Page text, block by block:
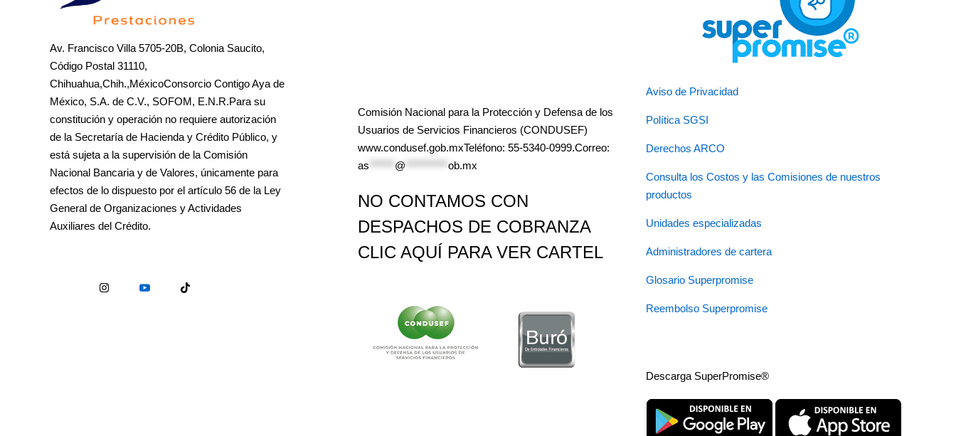
Av. Francisco Villa 5705-20B, Colonia Saucito,
Código Postal 31110,
Chihuahua,Chih.,MéxicoConsorcio Contigo Aya de
México, S.A. de C.V., SOFOM, E.N.R.Para su
constitución y operación no requiere autorización
de la Secretaría de Hacienda y Crédito Público, y
está sujeta a la supervisión de la Comisión
Nacional Bancaria y de Valores, únicamente para
efectos de lo dispuesto por el artículo 56 de la Ley
General de Organizaciones y Actividades
Auxiliares del Crédito.
Comisión Nacional para la Protección y Defensa de los
Usuarios de Servicios Financieros (CONDUSEF)
www.condusef.gob.mxTeléfono: 55-5340-0999.Correo:
as
@ ob.mx
NO CONTAMOS CON
DESPACHOS DE COBRANZA
CLIC AQUÍ PARA VER CARTEL
Aviso de Privacidad
Política SGSI
Derechos ARCO
Consulta los Costos y las Comisiones de nuestros
productos
Unidades especializadas
Administradores de cartera
Glosario Superpromise
Reembolso Superpromise
Descarga SuperPromise®